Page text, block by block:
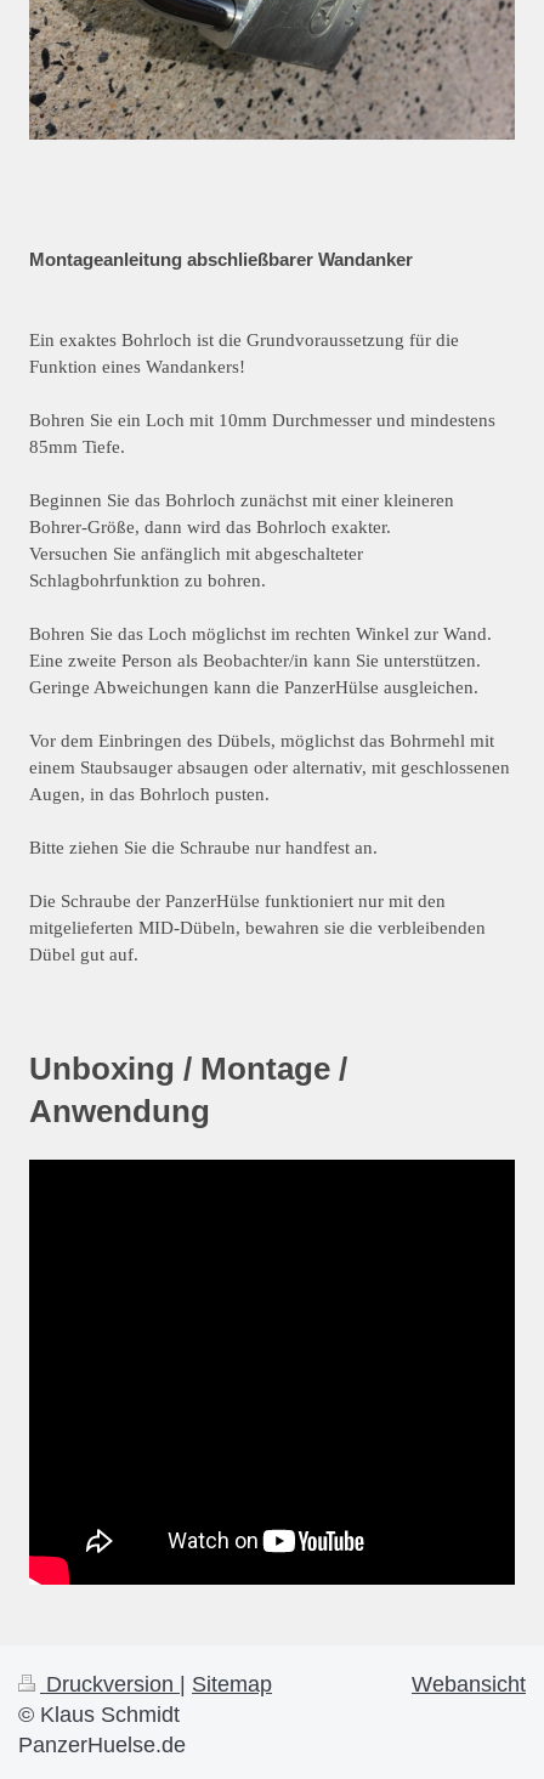
Montageanleitung abschließbarer Wandanker
Ein exaktes Bohrloch ist die Grundvoraussetzung für die
Funktion eines Wandankers!
Bohren Sie ein Loch mit 10mm Durchmesser und mindestens
85mm Tiefe.
Beginnen Sie das Bohrloch zunächst mit einer kleineren
Bohrer-Größe, dann wird das Bohrloch exakter.
Versuchen Sie anfänglich mit abgeschalteter
Schlagbohrfunktion zu bohren.
Bohren Sie das Loch möglichst im rechten Winkel zur Wand.
Eine zweite Person als Beobachter/in kann Sie unterstützen.
Geringe Abweichungen kann die PanzerHülse ausgleichen.
Vor dem Einbringen des Dübels, möglichst das Bohrmehl mit
einem Staubsauger absaugen oder alternativ, mit geschlossenen
Augen, in das Bohrloch pusten.
Bitte ziehen Sie die Schraube nur handfest an.
Die Schraube der PanzerHülse funktioniert nur mit den
mitgelieferten MID-Dübeln, bewahren sie die verbleibenden
Dübel gut auf.
Unboxing / Montage /
Anwendung
Druckversion | Sitemap
© Klaus Schmidt
PanzerHuelse.de
Webansicht